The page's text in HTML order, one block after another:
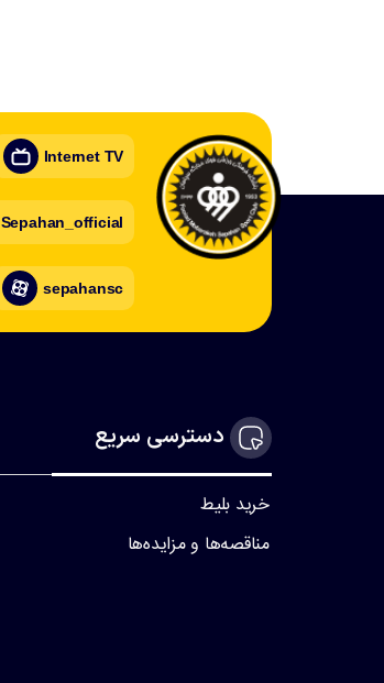
Internet TV
Sepahan_official
sepahansc
دسترسی سریع
خرید بلیط
مناقصه‌ها و مزایده‌ها